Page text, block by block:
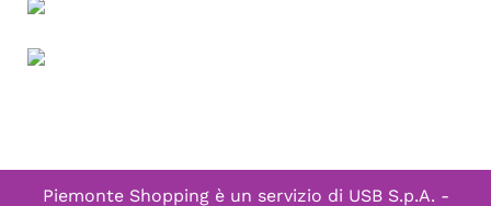
Piemonte Shopping è un servizio di USB S.p.A. -